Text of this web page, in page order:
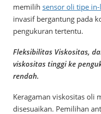
memilih sensor oli tipe
invasif bergantung pada
pengukuran tertentu.
Fleksibilitas Viskositas,
viskositas tinggi ke
rendah.
Keragaman viskositas oli
disesuaikan. Pemilihan